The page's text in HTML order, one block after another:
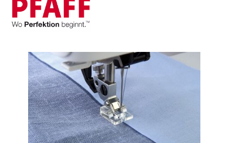
Bildergalerie überspringen